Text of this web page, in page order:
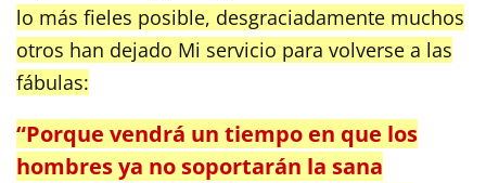
lo más fieles posible, desgraciadamente muchos
otros han dejado Mi servicio para volverse a las
fábulas:
“Porque vendrá un tiempo en que los
hombres ya no soportarán la sana